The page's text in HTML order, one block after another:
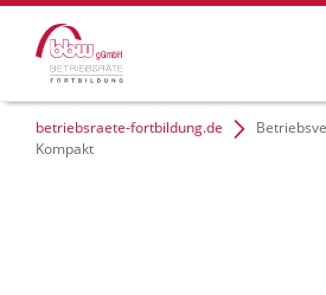
Seminare
betriebsraete-fortbildung.de
Kompakt